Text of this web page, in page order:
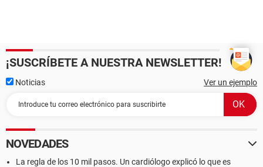
¡SUSCRÍBETE A NUESTRA NEWSLETTER!
Noticias Ver un ejemplo
NOVEDADES
La regla de los 10 mil pasos. Un cardiólogo explicó lo que es